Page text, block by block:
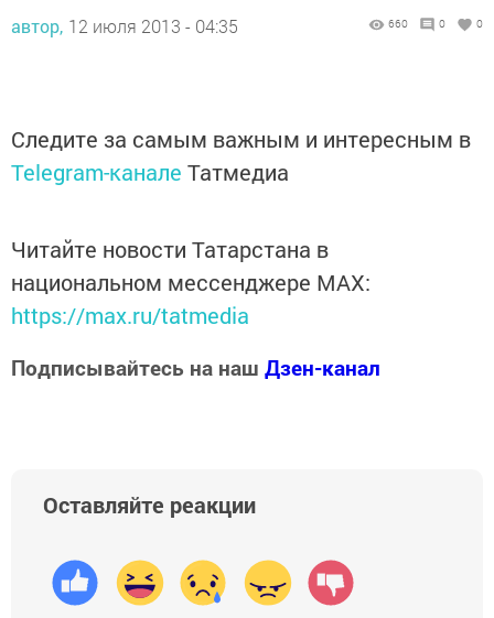
автор, 12 июля 2013 - 04:35 660 0 0
Следите за самым важным и интересным в
Telegram-канале Татмедиа
Читайте новости Татарстана в
национальном мессенджере MАХ:
https://max.ru/tatmedia
Подписывайтесь на наш Дзен-канал
Оставляйте реакции